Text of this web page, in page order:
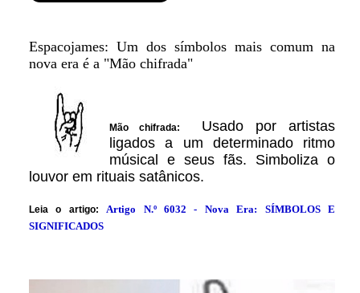
Espacojames: Um dos símbolos mais comum na
nova era é a "Mão chifrada"
Mão chifrada: Usado por artistas
ligados a um determinado ritmo
músical e seus fãs. Simboliza o
louvor em rituais satânicos.
Leia o artigo: Artigo N.º6032 - Nova Era: SÍMBOLOS E
SIGNIFICADOS